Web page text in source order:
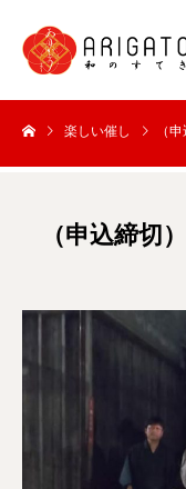
楽しい催し （
（申込締切